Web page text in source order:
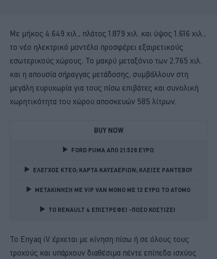
Με μήκος 4.649 χιλ., πλάτος 1.879 χιλ. και ύψος 1.616 χιλ.,
το νέο ηλεκτρικό μοντέλο προσφέρει εξαιρετικούς
εσωτερικούς χώρους. Το μακρύ μεταξόνιο των 2.765 χιλ.
και η απουσία σήραγγας μετάδοσης, συμβάλλουν στη
μεγάλη ευρυχωρία για τους πίσω επιβάτες και συνολική
χωρητικότητα του χώρου αποσκευών 585 λίτρων.
BUY NOW
FORD PUMA ΑΠΟ 21.528 ΕΥΡΩ
ΕΛΕΓΧΟΣ ΚΤΕΟ; ΚΑΡΤΑ ΚΑΥΣΑΕΡΙΩΝ; ΚΛΕΙΣΕ ΡΑΝΤΕΒΟΥ
ΜΕΤΑΚΙΝΗΣΗ ΜΕ VIP VAN ΜΟΝΟ ΜΕ 12 ΕΥΡΩ ΤΟ ΑΤΟΜΟ
TO RENAULT 4 ΕΠΙΣΤΡΕΦΕΙ -ΠΟΣΟ ΚΟΣΤΙΖΕΙ
Το Enyaq iV έρχεται με κίνηση πίσω ή σε όλους τους
τροχούς και υπάρχουν διαθέσιμα πέντε επίπεδα ισχύος